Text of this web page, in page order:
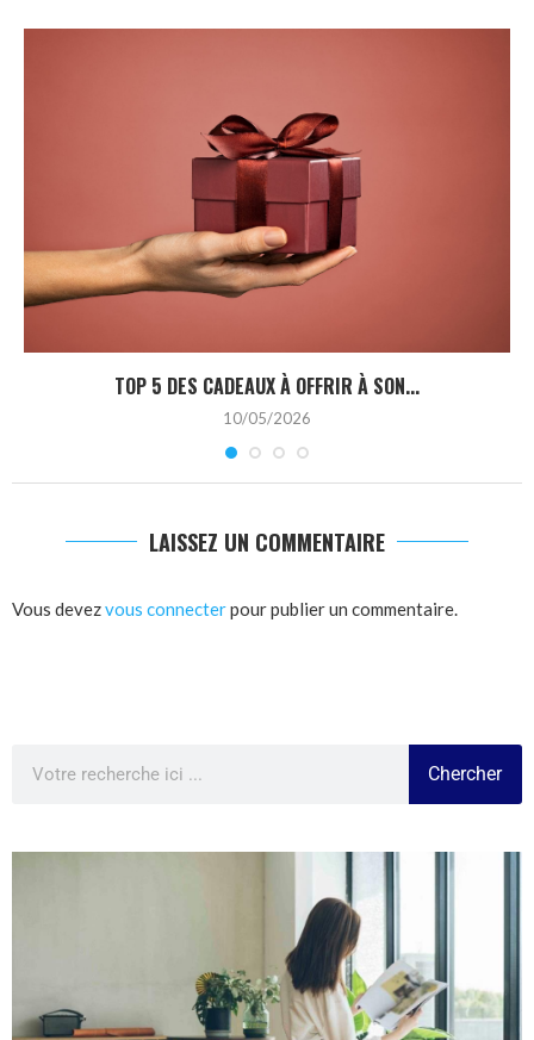
TOP 5 DES CADEAUX À OFFRIR À SON...
10/05/2026
LAISSEZ UN COMMENTAIRE
Vous devezvous connecterpour publier un commentaire.
Chercher